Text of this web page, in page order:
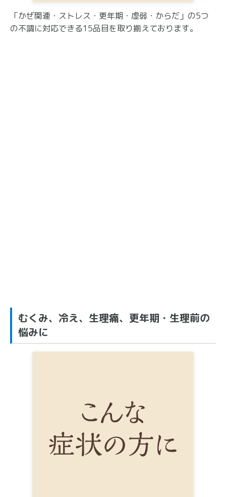
「かぜ関連・ストレス・更年期・虚弱・からだ」の5つ
の不調に対応できる15品目を取り揃えております。
むくみ、冷え、生理痛、更年期・生理前の
悩みに